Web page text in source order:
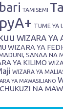
TAMISEMI
TUME YA
WIZARA YA
WIZARA YA
SANAA NA
YA KILIMO
WIZARA YA
YA MAWASILIANO
NA